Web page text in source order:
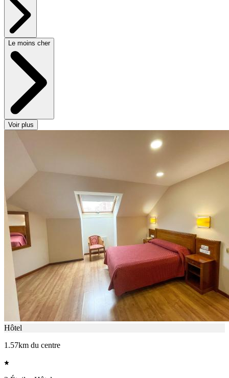
Le moins cher
Voir plus
Hôtel
1.57km du centre